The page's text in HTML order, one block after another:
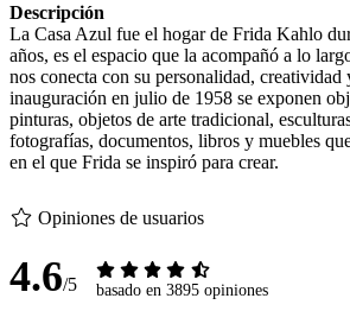
Descripción
La Casa Azul fue el hogar de Frida Kahlo
años, es el espacio que la acompañó a lo
nos conecta con su personalidad, creatividad
inauguración en julio de 1958 se exponen
pinturas, objetos de arte tradicional,
fotografías, documentos, libros y muebles
en el que Frida se inspiró para crear.
Opiniones de usuarios
4.6/5 basado en 3895 opiniones